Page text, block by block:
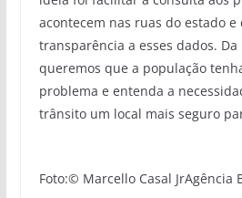
acontecem nas ruas do estado e
transparência a esses dados.
queremos que a população
problema e entenda a
trânsito um local mais seguro
Foto:© Marcello Casal JrAgência